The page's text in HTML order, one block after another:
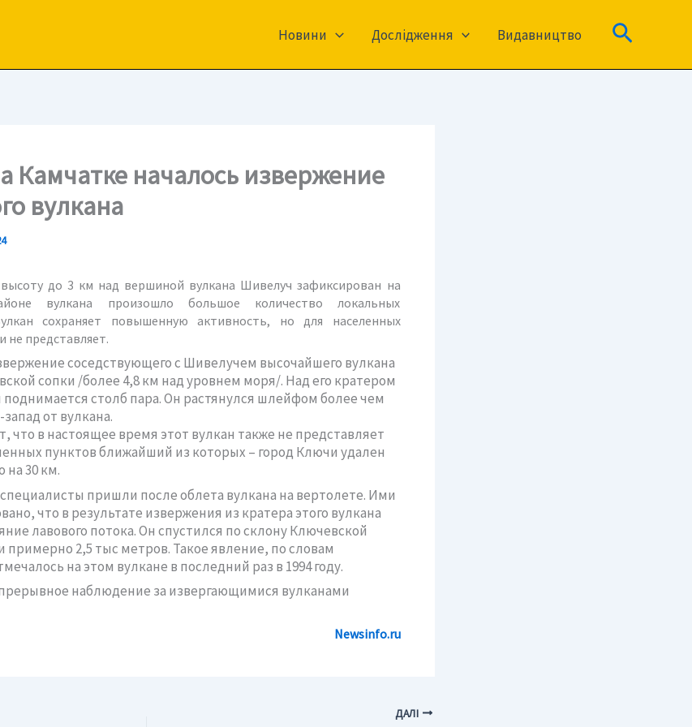
Новини Дослідження Видавництво Пошук
Камчатке началось извержение
вулкана
до 3 км над вершиной вулкана Шивелуч зафиксирован на
вулкана произошло большое количество локальных
сохраняет повышенную активность, но для населенных
не представляет.
соседствующего с Шивелучем высочайшего вулкана
сопки /более 4,8 км над уровнем моря/. Над его кратером
поднимается столб пара. Он растянулся шлейфом более чем
от вулкана.
что в настоящее время этот вулкан также не представляет
пунктов ближайший из которых – город Ключи удален
на30 км.
пришли после облета вулкана на вертолете. Ими
что в результате извержения из кратера этого вулкана
лавового потока. Он спустился по склону Ключевской
примерно 2,5 тыс метров. Такое явление, по словам
на этом вулкане в последний раз в 1994 году.
наблюдение за извергающимися вулканами
Newsinfo.ru
ДАЛІ